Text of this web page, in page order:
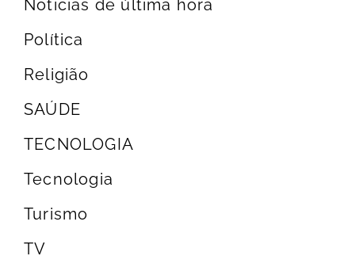
Noticias de última hora
Política
Religião
SAÚDE
TECNOLOGIA
Tecnologia
Turismo
TV